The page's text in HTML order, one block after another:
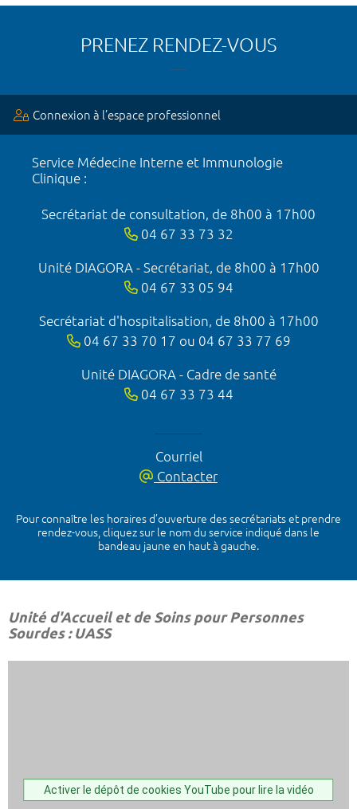
PRENEZ RENDEZ-VOUS
Connexion à l’espace professionnel
Service Médecine Interne et Immunologie
Clinique :
Secrétariat de consultation, de 8h00 à 17h00
04 67 33 73 32
Unité DIAGORA - Secrétariat, de 8h00 à 17h00
04 67 33 05 94
Secrétariat d'hospitalisation, de 8h00 à 17h00
04 67 33 70 17 ou 04 67 33 77 69
Unité DIAGORA - Cadre de santé
04 67 33 73 44
Courriel
Contacter
Pour connaître les horaires d’ouverture des secrétariats et prendre
rendez-vous, cliquez sur le nom du service indiqué dans le
bandeau jaune en haut à gauche.
Unité d'Accueil et de Soins pour Personnes
Sourdes : UASS
Activer le dépôt de cookies YouTube pour lire la vidéo